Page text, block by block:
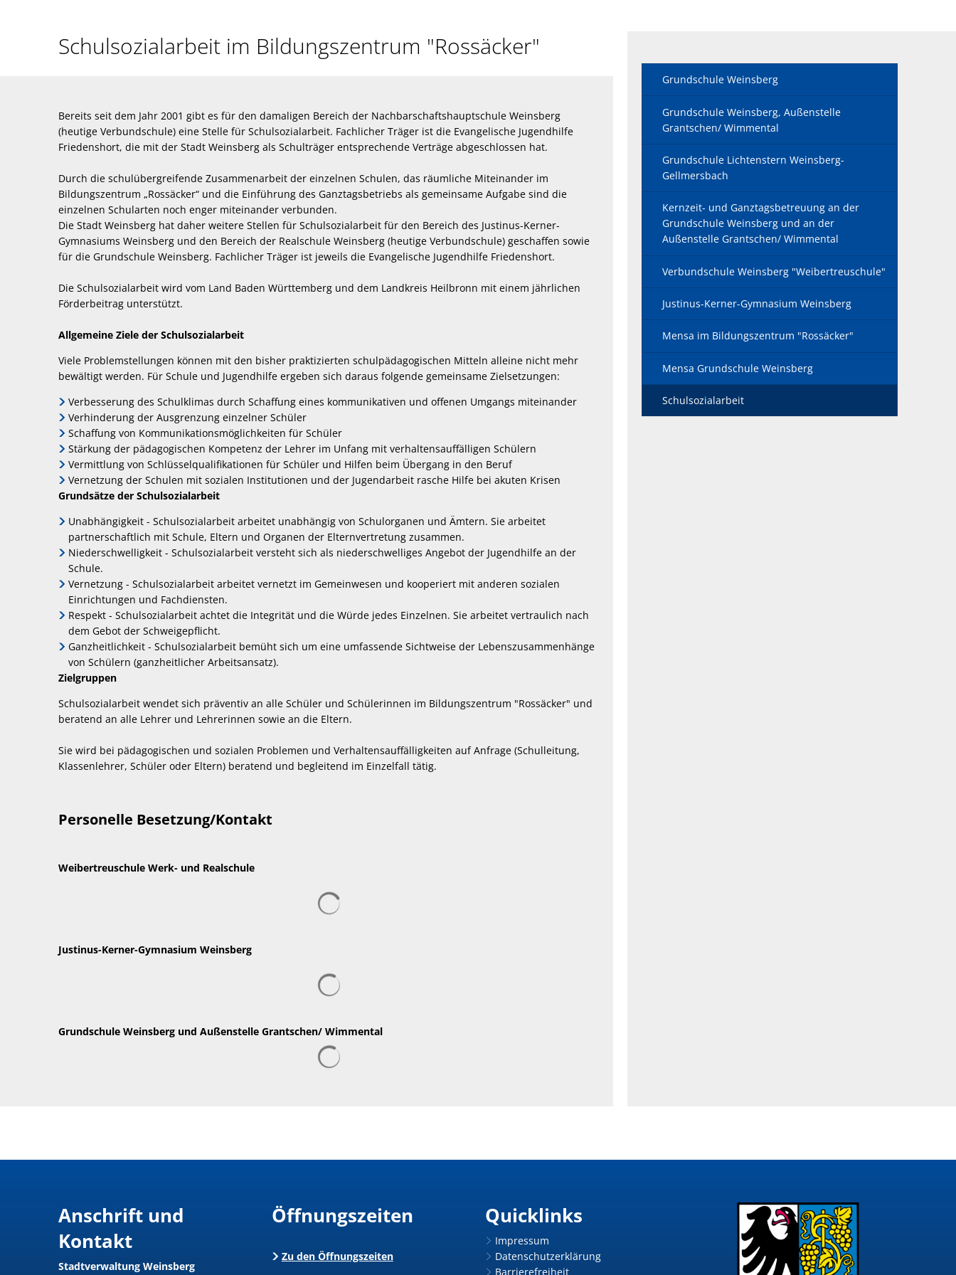
Schulsozialarbeit
Schulsozialarbeit im Bildungszentrum "Rossäcker"
Bereits seit dem Jahr 2001 gibt es für den damaligen Bereich der Nachbarschaftshauptschule Weinsberg
(heutige Verbundschule) eine Stelle für Schulsozialarbeit. Fachlicher Träger ist die Evangelische Jugendhilfe
Friedenshort, die mit der Stadt Weinsberg als Schulträger entsprechende Verträge abgeschlossen hat.
Durch die schulübergreifende Zusammenarbeit der einzelnen Schulen, das räumliche Miteinander im
Bildungszentrum „Rossäcker“ und die Einführung des Ganztagsbetriebs als gemeinsame Aufgabe sind die
einzelnen Schularten noch enger miteinander verbunden.
Die Stadt Weinsberg hat daher weitere Stellen für Schulsozialarbeit für den Bereich des Justinus-Kerner-
Gymnasiums Weinsberg und den Bereich der Realschule Weinsberg (heutige Verbundschule) geschaffen sowie
für die Grundschule Weinsberg. Fachlicher Träger ist jeweils die Evangelische Jugendhilfe Friedenshort.
Die Schulsozialarbeit wird vom Land Baden Württemberg und dem Landkreis Heilbronn mit einem jährlichen
Förderbeitrag unterstützt.
Allgemeine Ziele der Schulsozialarbeit
Viele Problemstellungen können mit den bisher praktizierten schulpädagogischen Mitteln alleine nicht mehr
bewältigt werden. Für Schule und Jugendhilfe ergeben sich daraus folgende gemeinsame Zielsetzungen:
Verbesserung des Schulklimas durch Schaffung eines kommunikativen und offenen Umgangs miteinander
Verhinderung der Ausgrenzung einzelner Schüler
Schaffung von Kommunikationsmöglichkeiten für Schüler
Stärkung der pädagogischen Kompetenz der Lehrer im Unfang mit verhaltensauffälligen Schülern
Vermittlung von Schlüsselqualifikationen für Schüler und Hilfen beim Übergang in den Beruf
Vernetzung der Schulen mit sozialen Institutionen und der Jugendarbeit rasche Hilfe bei akuten Krisen
Grundsätze der Schulsozialarbeit
Unabhängigkeit - Schulsozialarbeit arbeitet unabhängig von Schulorganen und Ämtern. Sie arbeitet
partnerschaftlich mit Schule, Eltern und Organen der Elternvertretung zusammen.
Niederschwelligkeit - Schulsozialarbeit versteht sich als niederschwelliges Angebot der Jugendhilfe an der
Schule.
Vernetzung - Schulsozialarbeit arbeitet vernetzt im Gemeinwesen und kooperiert mit anderen sozialen
Einrichtungen und Fachdiensten.
Respekt - Schulsozialarbeit achtet die Integrität und die Würde jedes Einzelnen. Sie arbeitet vertraulich nach
dem Gebot der Schweigepflicht.
Ganzheitlichkeit - Schulsozialarbeit bemüht sich um eine umfassende Sichtweise der Lebenszusammenhänge
von Schülern (ganzheitlicher Arbeitsansatz).
Zielgruppen
Schulsozialarbeit wendet sich präventiv an alle Schüler und Schülerinnen im Bildungszentrum "Rossäcker" und
beratend an alle Lehrer und Lehrerinnen sowie an die Eltern.
Sie wird bei pädagogischen und sozialen Problemen und Verhaltensauffälligkeiten auf Anfrage (Schulleitung,
Klassenlehrer, Schüler oder Eltern) beratend und begleitend im Einzelfall tätig.
Personelle Besetzung/Kontakt
Weibertreuschule Werk- und Realschule
Justinus-Kerner-Gymnasium Weinsberg
Grundschule Weinsberg und Außenstelle Grantschen/ Wimmental
Grundschule Weinsberg
Grundschule Weinsberg, Außenstelle
Grantschen/ Wimmental
Grundschule Lichtenstern Weinsberg-
Gellmersbach
Kernzeit- und Ganztagsbetreuung an der
Grundschule Weinsberg und an der
Außenstelle Grantschen/ Wimmental
Verbundschule Weinsberg "Weibertreuschule"
Justinus-Kerner-Gymnasium Weinsberg
Mensa im Bildungszentrum "Rossäcker"
Mensa Grundschule Weinsberg
Schulsozialarbeit
Anschrift und
Kontakt
Stadtverwaltung Weinsberg
Öffnungszeiten
Zu den Öffnungszeiten
Quicklinks
Impressum
Datenschutzerklärung
Barrierefreiheit